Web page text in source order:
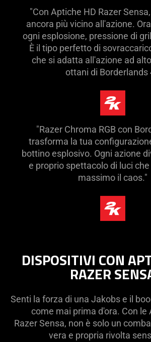
"Con Aptiche HD Razer
ancora più vicino all'azione.
ogni esplosione, pressione di
È il tipo perfetto di
che si adatta all'azione ad
ottani di Borderlands
"Razer Chroma RGB con
trasforma la tua
bottino esplosivo. Ogni azione
e proprio spettacolo di luci che
massimo il caos."
DISPOSITIVI CON
RAZER
Senti la forza di una Jakobs e il
come mai prima d'ora. Con le
Razer Sensa, non è solo un
vera e propria rivolta